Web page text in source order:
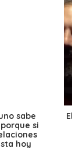
sabe
si
hoy